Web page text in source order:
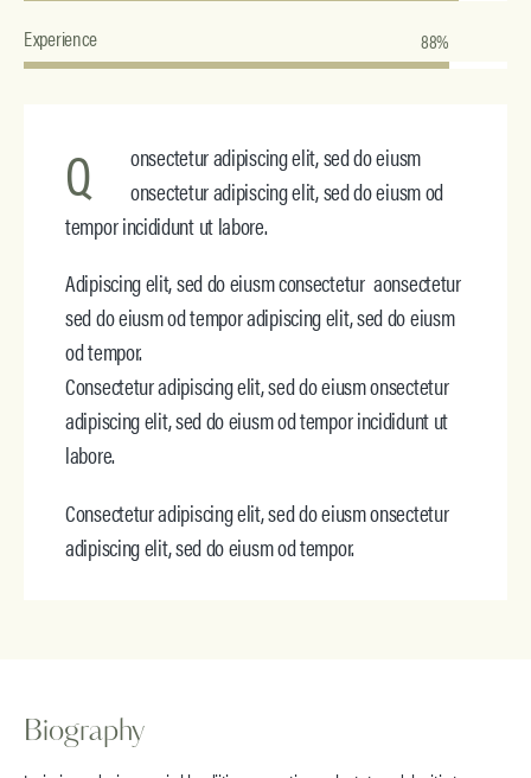
Experience 88%
Q
onsectetur adipiscing elit, sed do eiusm
onsectetur adipiscing elit, sed do eiusm od
tempor incididunt ut labore.
Adipiscing elit, sed do eiusm consectetur aonsectetur
sed do eiusm od tempor adipiscing elit, sed do eiusm
od tempor.
Consectetur adipiscing elit, sed do eiusm onsectetur
adipiscing elit, sed do eiusm od tempor incididunt ut
labore.
Consectetur adipiscing elit, sed do eiusm onsectetur
adipiscing elit, sed do eiusm od tempor.
Biography